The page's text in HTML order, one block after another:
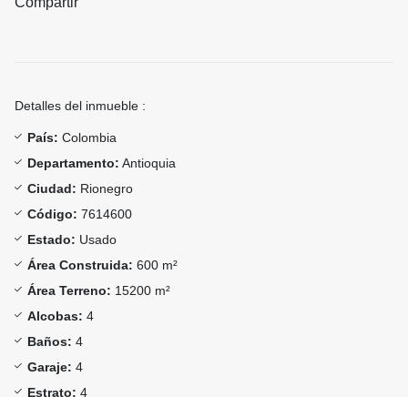
Detalles del inmueble :
País: Colombia
Departamento: Antioquia
Ciudad: Rionegro
Código: 7614600
Estado: Usado
Área Construida: 600 m²
Área Terreno: 15200 m²
Alcobas: 4
Baños: 4
Garaje: 4
Estrato: 4